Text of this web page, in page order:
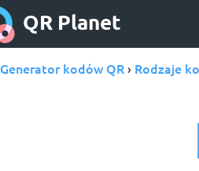
QR Planet
Generator kodów QR › Rodzaje